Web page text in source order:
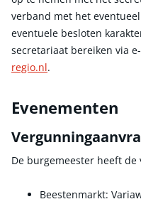
verband met het
eventuele besloten
secretariaat bereiken via
regio.nl.
Evenementen
De burgemeester heeft de
Beestenmarkt: